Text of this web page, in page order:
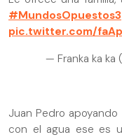
#MundosOpuestos3
pic.twitter.com/
— Franka ka ka
Juan Pedro
con el agua ese es